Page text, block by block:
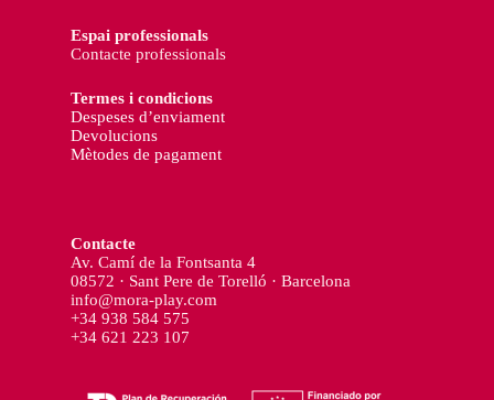
Espai professionals
Contacte professionals
Termes i condicions
Despeses d’enviament
Devolucions
Mètodes de pagament
Contacte
Av. Camí de la Fontsanta 4
08572 · Sant Pere de Torelló · Barcelona
info@mora-play.com
+34 938 584 575
+34 621 223 107